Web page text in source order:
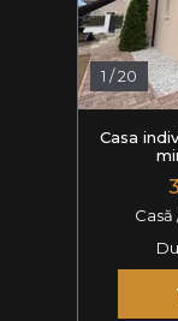
1 /20
Casa